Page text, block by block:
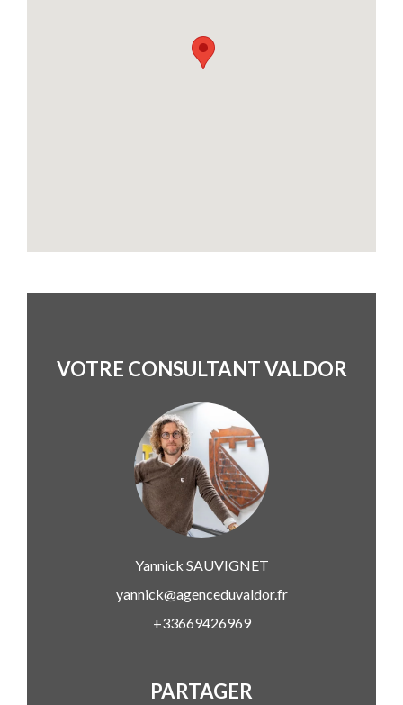
VOTRE CONSULTANT VALDOR
Yannick SAUVIGNET
yannick@agenceduvaldor.fr
+33669426969
PARTAGER